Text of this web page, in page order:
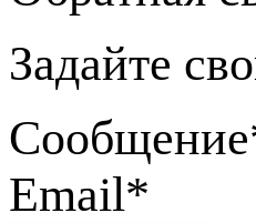
Задайте
Сообщение
Email*